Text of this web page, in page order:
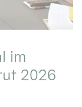
im
2026